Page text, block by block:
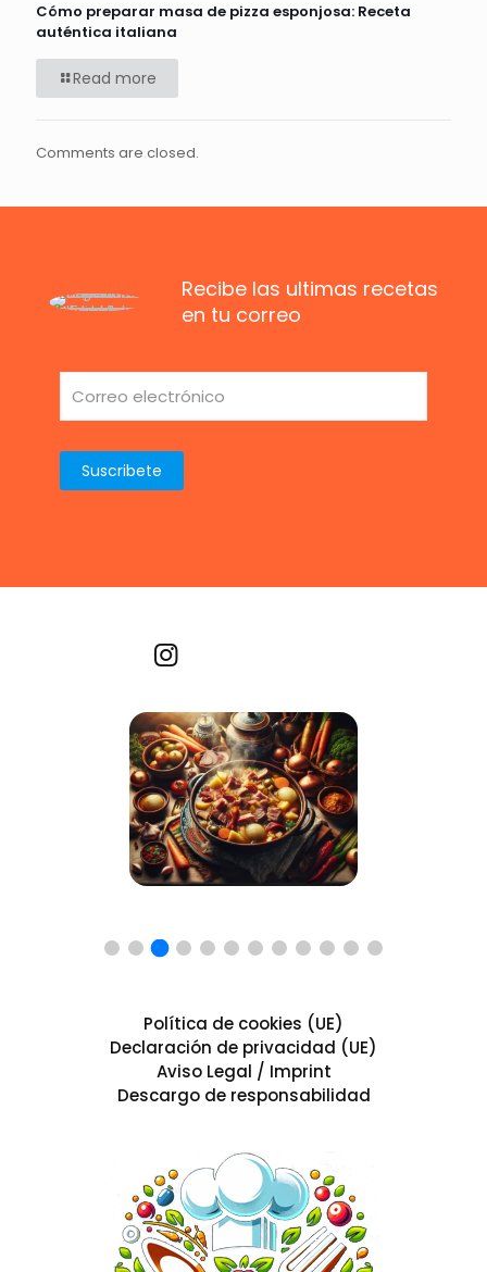
Cómo preparar masa de pizza esponjosa: Receta
auténtica italiana
Read more
Comments are closed.
Recibe las ultimas recetas
en tu correo
Política de cookies (UE)
Declaración de privacidad (UE)
Aviso Legal / Imprint
Descargo de responsabilidad